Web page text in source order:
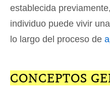
establecida
individuo puede vivir
lo largo del proceso de
CONCEPTOS